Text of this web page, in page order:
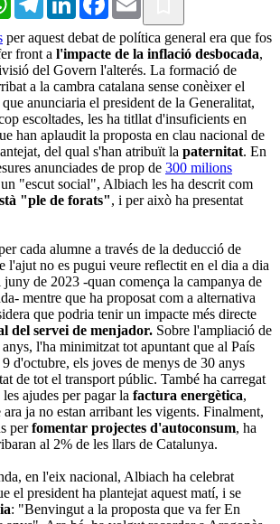
per aquest debat de política general era que fos
front a l'impacte de la inflació desbocada,
del Govern l'alterés. La formació de
a la cambra catalana sense conèixer el
anunciaria el president de la Generalitat,
escoltades, les ha titllat d'insuficients en
han aplaudit la proposta en clau nacional de
del qual s'han atribuït la paternitat. En
anunciades de prop de 300 milions
"escut social", Albiach les ha descrit com
"ple de forats", i per això ha presentat
cada alumne a través de la deducció de
l'ajut no es pugui veure reflectit en el dia a dia
de 2023 -quan comença la campanya de
mentre que ha proposat com a alternativa
que podria tenir un impacte més directe
del servei de menjador. Sobre l'ampliació de
l'ha minimitzat tot apuntant que al País
d'octubre, els joves de menys de 30 anys
de tot el transport públic. També ha carregat
ajudes per pagar la factura energètica,
ara ja no estan arribant les vigents. Finalment,
perfomentar projectes d'autoconsum, ha
al 2% de les llars de Catalunya.
en l'eix nacional, Albiach ha celebrat
el president ha plantejat aquest matí, i se
: "Benvingut a la proposta que va fer En